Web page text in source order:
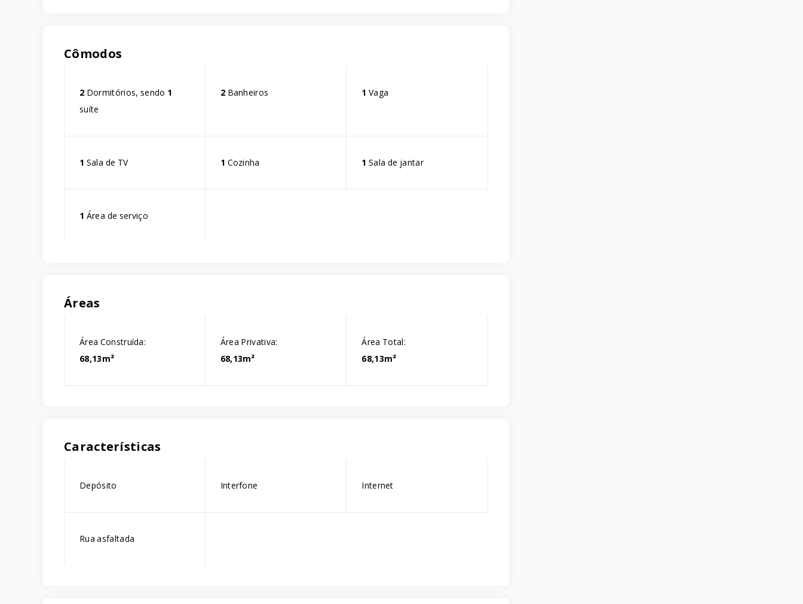
Cômodos
2 Dormitórios, sendo 1
suíte
2Banheiros 1 Vaga
1 Sala de TV 1 Cozinha 1 Sala de jantar
1 Área de serviço
Áreas
Área Construída:
68,13m²
Área Privativa:
68,13m²
Área Total:
68,13m²
Características
Depósito Interfone Internet
Rua asfaltada